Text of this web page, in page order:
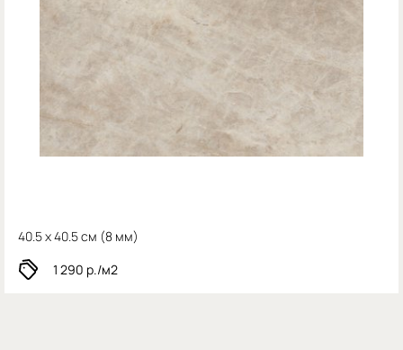
40.5 x 40.5 см (8 мм)
1 290 р./м2